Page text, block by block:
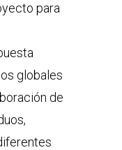
para
globales
de